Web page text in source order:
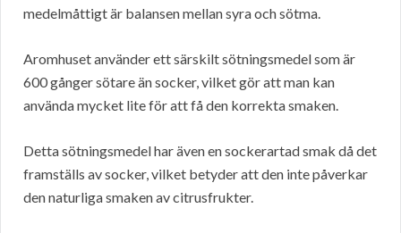
medelmåttigt är balansen mellan syra och sötma.
Aromhuset använder ett särskilt sötningsmedel som är
600 gånger sötare än socker, vilket gör att man kan
använda mycket lite för att få den korrekta smaken.
Detta sötningsmedel har även en sockerartad smak då det
framställs av socker, vilket betyder att den inte påverkar
den naturliga smaken av citrusfrukter.